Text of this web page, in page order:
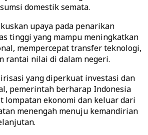
domestik semata.
upaya pada penarikan
tinggi yang mampu meningkatkan
mempercepat transfer teknologi,
rantai nilai di dalam negeri.
yang diperkuat investasi dan
pemerintah berharap Indonesia
lompatan ekonomi dan keluar dari
menengah menuju kemandirian